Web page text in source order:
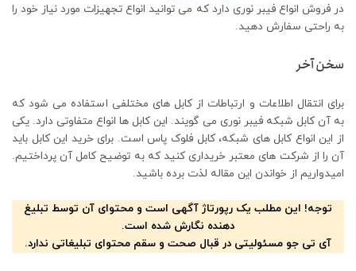
در فروش انواع فیبر نوری دارد که می توانید انواع تجهیزات مورد نیاز خود را
به راحتی سفارش دهید.
سخن آخر
برای انتقال اطلاعات و ارتباطات از کابل های مختلفی استفاده می شود که
به آن کابل شبکه فیبر نوری می گویند. این کابل ها انواع متفاوتی دارد. یکی
از این انواع کابل های شبکه، کابل فلوک پاس است. برای خرید این کابل باید
آن را از شرکت های معتبر خریداری کنید که به توضیح کامل آن پرداختیم.
امیدواریم از خواندن این مقاله لذت برده باشید.
توجه! این مطلب یک رپورتاژ آگهی است و محتوای آن توسط تبلیغ
دهنده نگارش شده است.
آی تی جو مسئولیتی در قبال صحت و سقم محتوای تبلیغاتی ندارد.